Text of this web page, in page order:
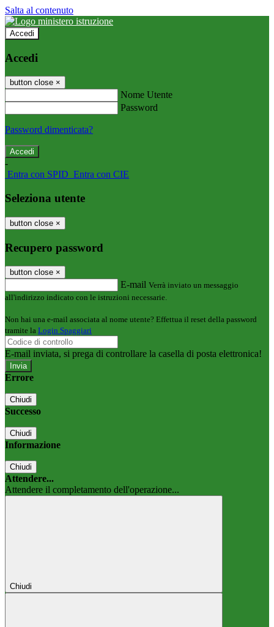
Salta al contenuto
Accedi
Accedi
button close ×
Nome Utente
Password
Password dimenticata?
-
Entra con SPID Entra con CIE
Seleziona utente
button close ×
Recupero password
button close ×
E-mail Verrà inviato un messaggio
all'indirizzo indicato con le istruzioni necessarie.
Non hai una e-mail associata al nome utente? Effettua il reset della password
tramite la Login Spaggiari
E-mail inviata, si prega di controllare la casella di posta elettronica!
Errore
Chiudi
Successo
Chiudi
Informazione
Chiudi
Attendere...
Attendere il completamento dell'operazione...
Chiudi